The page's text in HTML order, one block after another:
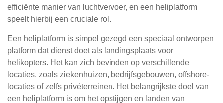
efficiënte manier van luchtvervoer, en een heliplatform
speelt hierbij een cruciale rol.
Een heliplatform is simpel gezegd een speciaal ontworpen
platform dat dienst doet als landingsplaats voor
helikopters. Het kan zich bevinden op verschillende
locaties, zoals ziekenhuizen, bedrijfsgebouwen, offshore-
locaties of zelfs privéterreinen. Het belangrijkste doel van
een heliplatform is om het opstijgen en landen van